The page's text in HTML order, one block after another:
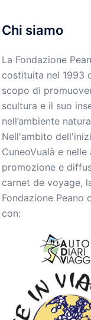
Chi siamo
La Fondazione
costituita nel 1993
scopo di
scultura e il suo
nell’ambiente
Nell'ambito
CuneoVualà e
promozione e
carnet de voyage,
Fondazione Peano
con: